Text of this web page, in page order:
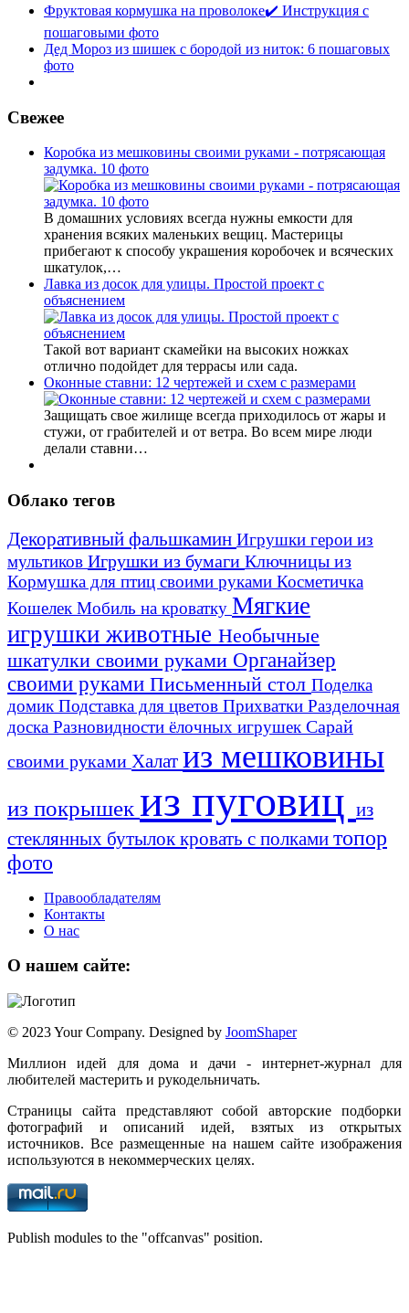
Фруктовая кормушка на проволоке✔️ Инструкция с
пошаговыми фото
Дед Мороз из шишек с бородой из ниток: 6 пошаговых
фото
Свежее
Коробка из мешковины своими руками - потрясающая
задумка. 10 фото
В домашних условиях всегда нужны емкости для
хранения всяких маленьких вещиц. Мастерицы
прибегают к способу украшения коробочек и всяческих
шкатулок,…
Лавка из досок для улицы. Простой проект с
объяснением
Такой вот вариант скамейки на высоких ножках
отлично подойдет для террасы или сада.
Оконные ставни: 12 чертежей и схем с размерами
Защищать свое жилище всегда приходилось от жары и
стужи, от грабителей и от ветра. Во всем мире люди
делали ставни…
Облако тегов
Декоративный фальшкамин Игрушки герои из
мультиков Игрушки из бумаги Ключницы из
Кормушка для птиц своими руками Косметичка
Кошелек Мобиль на кроватку Мягкие
игрушки животные Необычные
шкатулки своими руками Органайзер
своими руками Письменный стол Поделка
домик Подставка для цветов Прихватки Разделочная
доска Разновидности ёлочных игрушек Сарай
своими руками Халат из мешковины
из покрышек из пуговиц из
стеклянных бутылок кровать с полками топор
фото
Правообладателям
Контакты
О нас
О нашем сайте:
© 2023 Your Company. Designed by JoomShaper
Миллион идей для дома и дачи - интернет-журнал для
любителей мастерить и рукодельничать.
Страницы сайта представляют собой авторские подборки
фотографий и описаний идей, взятых из открытых
источников. Все размещенные на нашем сайте изображения
используются в некоммерческих целях.
Publish modules to the "offcanvas" position.